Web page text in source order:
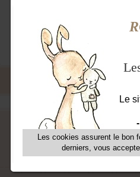
Offres exclusives, ventes
Livraison maternité
Echange et retour simple